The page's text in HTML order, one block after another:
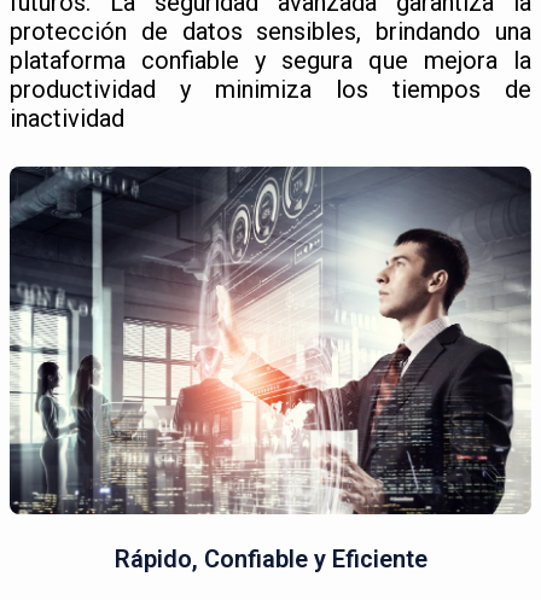
protección de datos sensibles, brindando una
plataforma confiable y segura que mejora la
productividad y minimiza los tiempos de
inactividad
Rápido, Confiable y Eficiente